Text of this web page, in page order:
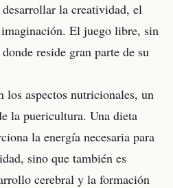
la creatividad, el
El juego libre, sin
reside gran parte de su
los aspectos nutricionales, un
la puericultura. Una dieta
la energía necesaria para
sino que también es
cerebral y la formación